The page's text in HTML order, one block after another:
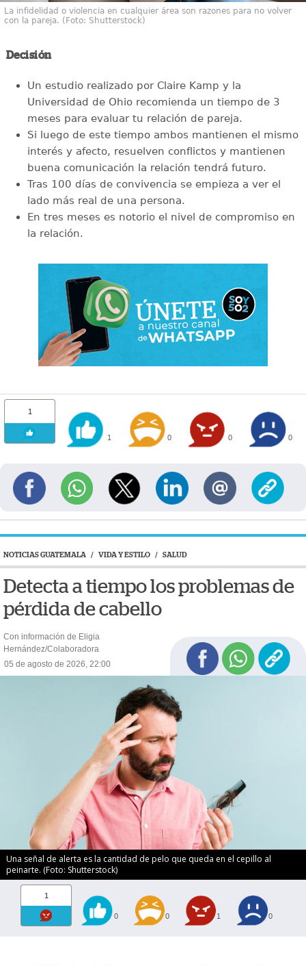
La infidelidad o violencia en cualquier área son razones para no volver
con la pareja. (Foto: Shutterstock)
Decisión
Un estudio realizado por Claire Kamp y la
Universidad de Ohio recomienda un tiempo de 3
meses para evaluar tu relación de pareja.
Si luego de este tiempo ambos mantienen el mismo
interés y afecto, resuelven conflictos y mantienen
buena comunicación la relación tendrá futuro.
Tras 100 días de convivencia se empieza a ver el
lado más real de una persona.
En tres meses es notorio el nivel de compromiso en
la relación.
1
1 0 0 0
NOTICIAS GUATEMALA / VIDA Y ESTILO / SALUD
Detecta a tiempo los problemas de
pérdida de cabello
Con información de Eligia
Hernández/Colaboradora
05 de agosto de 2026, 22:00
Una señal de alerta es la cantidad de pelo que queda en el cepillo al
peinarte. (Foto: Shutterstock)
1
0 0 1 0